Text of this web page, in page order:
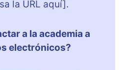
la URL aquí].
a la academia a
electrónicos?